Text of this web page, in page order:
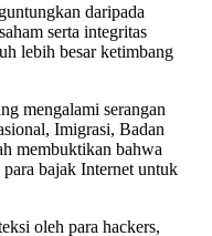
daripada
serta integritas
lebih besar ketimbang
mengalami serangan
Imigrasi, Badan
membuktikan bahwa
bajak Internet untuk
oleh para hackers,